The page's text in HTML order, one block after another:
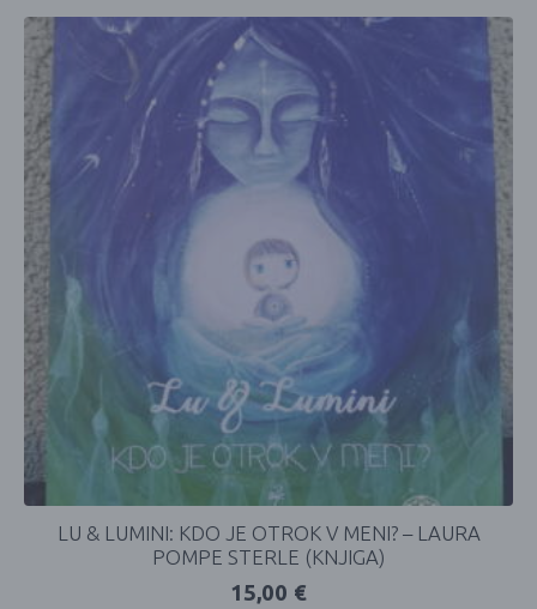
LU & LUMINI: KDO JE OTROK V MENI? – LAURA
POMPE STERLE (KNJIGA)
15,00 €